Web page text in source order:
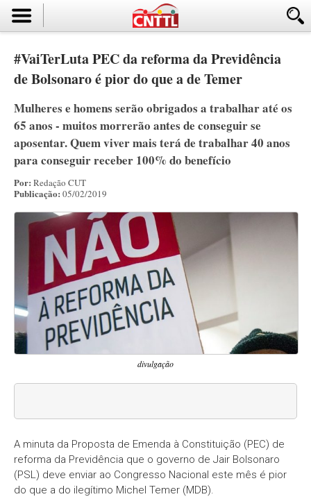
#VaiTerLuta PEC da reforma da Previdência
de Bolsonaro é pior do que a de Temer
Mulheres e homens serão obrigados a trabalhar até os
65 anos - muitos morrerão antes de conseguir se
aposentar. Quem viver mais terá de trabalhar 40 anos
para conseguir receber 100% do benefício
Por: Redação CUT
Publicação: 05/02/2019
divulgação
A minuta da Proposta de Emenda à Constituição (PEC) de
reforma da Previdência que o governo de Jair Bolsonaro
(PSL) deve enviar ao Congresso Nacional este mês é pior
do que a do ilegítimo Michel Temer (MDB).